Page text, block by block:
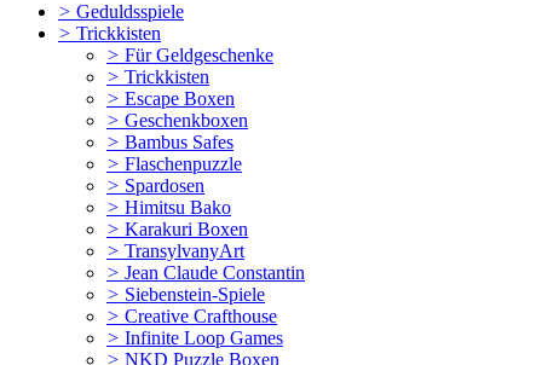
> Geduldsspiele
> Trickkisten
> Für Geldgeschenke
> Trickkisten
> Escape Boxen
> Geschenkboxen
> Bambus Safes
> Flaschenpuzzle
> Spardosen
> Himitsu Bako
> Karakuri Boxen
> TransylvanyArt
> Jean Claude Constantin
> Siebenstein-Spiele
> Creative Crafthouse
> Infinite Loop Games
> NKD Puzzle Boxen